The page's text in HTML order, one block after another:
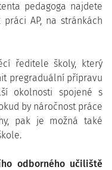
pedagoga najdete
AP, na stránkách
ředitele školy, který
pregraduální přípravu
okolnosti spojené s
by náročnost práce
pak je možná také
odborného učiliště